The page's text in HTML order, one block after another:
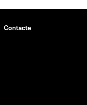
Contacte